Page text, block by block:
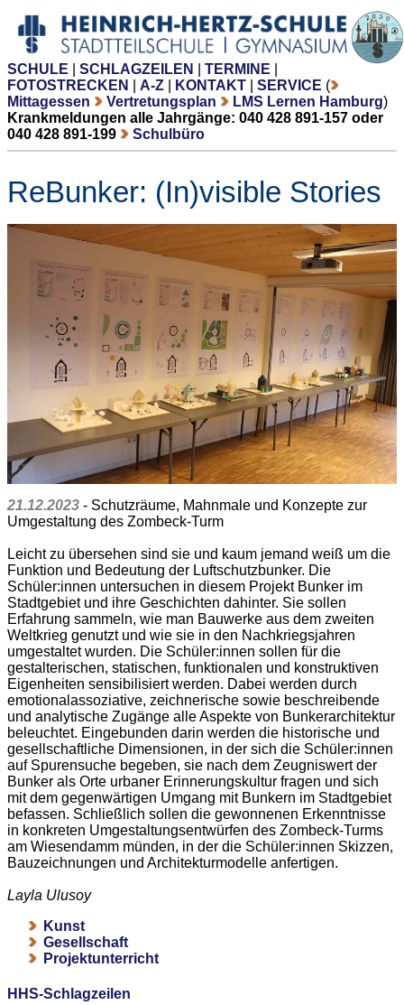
SCHULE SCHLAGZEILEN TERMINE
FOTOSTRECKEN
A-Z KONTAKT SERVICE (
Mittagessen
Vertretungsplan LMS Lernen Hamburg)
Krankmeldungen alle Jahrgänge: 040 428 891-157 oder
040 428 891-199
Schulbüro
ReBunker: (In)visible Stories
21.12.2023 - Schutzräume, Mahnmale und Konzepte zur
Umgestaltung des Zombeck-Turm
Leicht zu übersehen sind sie und kaum jemand weiß um die
Funktion und Bedeutung der Luftschutzbunker. Die
Schüler:innen untersuchen in diesem Projekt Bunker im
Stadtgebiet und ihre Geschichten dahinter. Sie sollen
Erfahrung sammeln, wie man Bauwerke aus dem zweiten
Weltkrieg genutzt und wie sie in den Nachkriegsjahren
umgestaltet wurden. Die Schüler:innen sollen für die
gestalterischen, statischen, funktionalen und konstruktiven
Eigenheiten sensibilisiert werden. Dabei werden durch
emotionalassoziative, zeichnerische sowie beschreibende
und analytische Zugänge alle Aspekte von Bunkerarchitektur
beleuchtet. Eingebunden darin werden die historische und
gesellschaftliche Dimensionen, in der sich die Schüler:innen
auf Spurensuche begeben, sie nach dem Zeugniswert der
Bunker als Orte urbaner Erinnerungskultur fragen und sich
mit dem gegenwärtigen Umgang mit Bunkern im Stadtgebiet
befassen. Schließlich sollen die gewonnenen Erkenntnisse
in konkreten Umgestaltungsentwürfen des Zombeck-Turms
am Wiesendamm münden, in der die Schüler:innen Skizzen,
Bauzeichnungen und Architekturmodelle anfertigen.
Layla Ulusoy
Kunst
Gesellschaft
Projektunterricht
HHS-Schlagzeilen